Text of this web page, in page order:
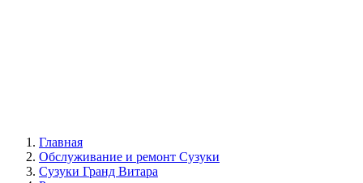
Главная
Обслуживание и ремонт Сузуки
Сузуки Гранд Витара